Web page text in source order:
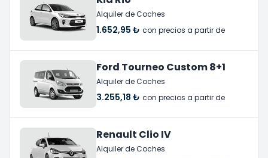
Alquiler de Coches
1.652,95 ₺ con precios a partir de
Ford Tourneo Custom 8+1
Alquiler de Coches
3.255,18 ₺ con precios a partir de
Renault Clio IV
Alquiler de Coches